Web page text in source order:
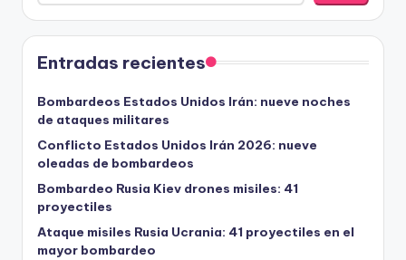
Entradas recientes
Bombardeos Estados Unidos Irán: nueve noches
de ataques militares
Conflicto Estados Unidos Irán 2026: nueve
oleadas de bombardeos
Bombardeo Rusia Kiev drones misiles: 41
proyectiles
Ataque misiles Rusia Ucrania: 41 proyectiles en el
mayor bombardeo